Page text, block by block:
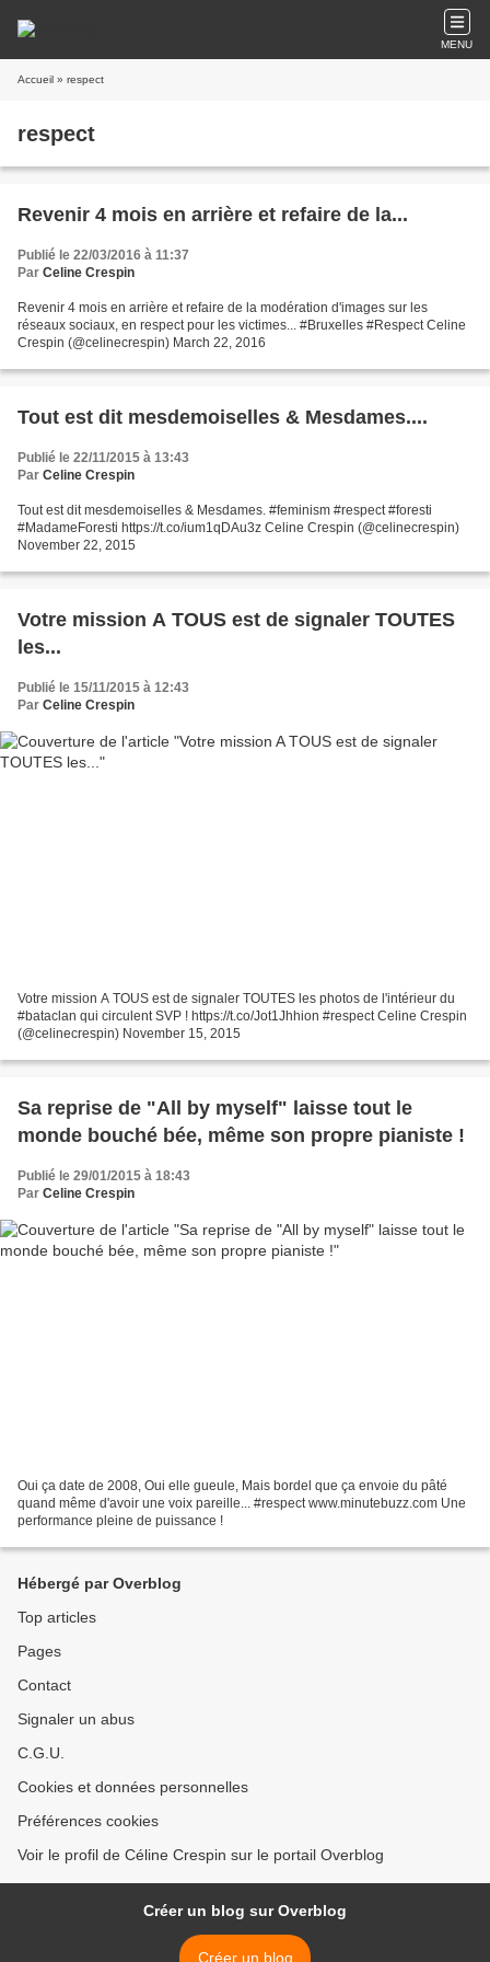
MENU
Accueil » respect
respect
Revenir 4 mois en arrière et refaire de la...
Publié le 22/03/2016 à 11:37
Par Celine Crespin
Revenir 4 mois en arrière et refaire de la modération d'images sur les
réseaux sociaux, en respect pour les victimes... #Bruxelles #Respect Celine
Crespin (@celinecrespin) March 22, 2016
Tout est dit mesdemoiselles & Mesdames....
Publié le 22/11/2015 à 13:43
Par Celine Crespin
Tout est dit mesdemoiselles & Mesdames. #feminism #respect #foresti
#MadameForesti https://t.co/ium1qDAu3z Celine Crespin (@celinecrespin)
November 22, 2015
Votre mission A TOUS est de signaler TOUTES
les...
Publié le 15/11/2015 à 12:43
Par Celine Crespin
Votre mission A TOUS est de signaler TOUTES les photos de l'intérieur du
#bataclan qui circulent SVP ! https://t.co/Jot1Jhhion #respect Celine Crespin
(@celinecrespin) November 15, 2015
Sa reprise de "All by myself" laisse tout le
monde bouché bée, même son propre pianiste !
Publié le 29/01/2015 à 18:43
Par Celine Crespin
Oui ça date de 2008, Oui elle gueule, Mais bordel que ça envoie du pâté
quand même d'avoir une voix pareille... #respect www.minutebuzz.com Une
performance pleine de puissance !
Hébergé par Overblog
Top articles
Pages
Contact
Signaler un abus
C.G.U.
Cookies et données personnelles
Préférences cookies
Voir le profil de Céline Crespin sur le portail Overblog
Créer un blog sur Overblog
Créer un blog